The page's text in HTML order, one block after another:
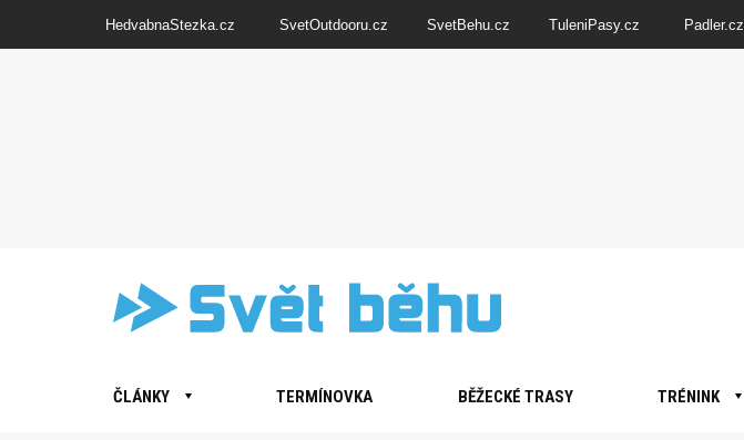
HedvabnaStezka.cz SvetOutdooru.cz SvetBehu.cz TuleniPasy.cz Padler.cz
ČLÁNKY TERMÍNOVKA BĚŽECKÉ TRASY TRÉNINK